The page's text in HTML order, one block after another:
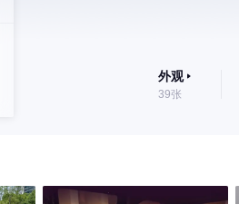
外观
39张